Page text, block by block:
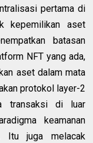
pertama di
kepemilikan aset
batasan
NFT yang ada,
aset dalam mata
protokol layer-2
transaksi di luar
keamanan
Itu juga melacak